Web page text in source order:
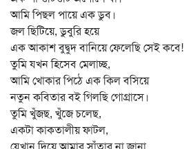
আমি পিছল পায়ে এক ডুব।
জল ছিটিয়ে, ডুবুরি হয়ে
এক আকাশ বুদ্বুদ বানিয়ে ফেলেছি সেই কবে!
তুমি যখন হিসেব মেলাচ্ছ,
আমি খোকার পিঠে এক কিল বসিয়ে
নতুন কবিতার বই গিলছি গোগ্রাসে।
তুমি খুঁজছ, খুঁজে চলেছ,
একটা কাকতালীয় ফাটল,